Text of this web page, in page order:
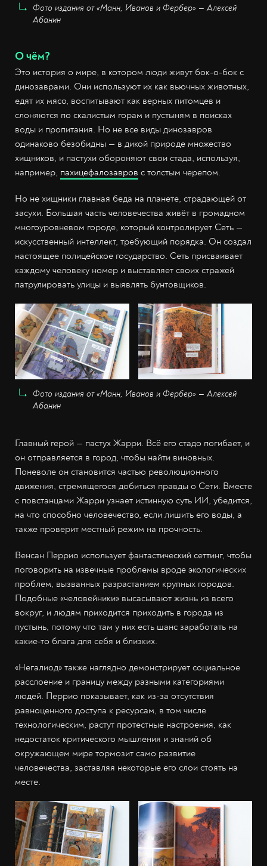
Фото издания от «Манн, Иванов и Фербер» — Алексей
Абанин
О чём?
Это история о мире, в котором люди живут бок-о-бок с
динозаврами. Они используют их как вьючных животных,
едят их мясо, воспитывают как верных питомцев и
слоняются по скалистым горам и пустыням в поисках
воды и пропитания. Но не все виды динозавров
одинаково безобидны — в дикой природе множество
хищников, и пастухи обороняют свои стада, используя,
например, пахицефалозавров с толстым черепом.
Но не хищники главная беда на планете, страдающей от
засухи. Большая часть человечества живёт в громадном
многоуровневом городе, который контролирует Сеть —
искусственный интеллект, требующий порядка. Он создал
настоящее полицейское государство. Сеть присваивает
каждому человеку номер и выставляет своих стражей
патрулировать улицы и выявлять бунтовщиков.
Фото издания от «Манн, Иванов и Фербер» — Алексей
Абанин
Главный герой — пастух Жарри. Всё его стадо погибает, и
он отправляется в город, чтобы найти виновных.
Поневоле он становится частью революционного
движения, стремящегося добиться правды о Сети. Вместе
с повстанцами Жарри узнает истинную суть ИИ, убедится,
на что способно человечество, если лишить его воды, а
также проверит местный режим на прочность.
Венсан Перрио использует фантастический сеттинг, чтобы
поговорить на извечные проблемы вроде экологических
проблем, вызванных разрастанием крупных городов.
Подобные «человейники» высасывают жизнь из всего
вокруг, и людям приходится приходить в города из
пустынь, потому что там у них есть шанс заработать на
какие-то блага для себя и близких.
«Негалиод» также наглядно демонстрирует социальное
расслоение и границу между разными категориями
людей. Перрио показывает, как из-за отсутствия
равноценного доступа к ресурсам, в том числе
технологическим, растут протестные настроения, как
недостаток критического мышления и знаний об
окружающем мире тормозит само развитие
человечества, заставляя некоторые его слои стоять на
месте.